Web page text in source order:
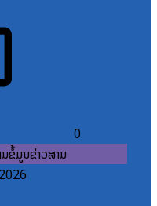
0
ຂໍ້ມູນຂ່າວສານ